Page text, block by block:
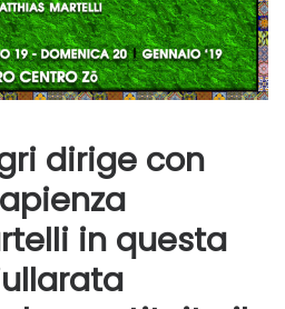
dirige con
in questa